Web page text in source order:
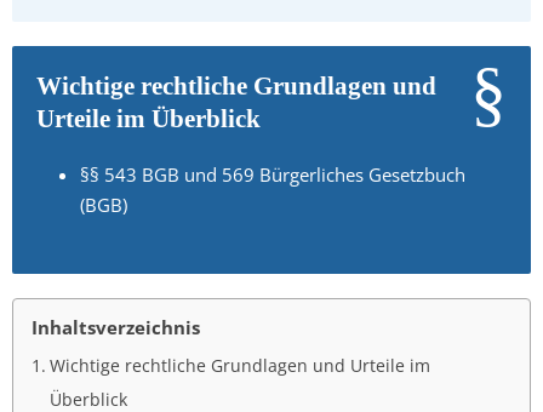
Wichtige rechtliche Grundlagen und
Urteile im Überblick
§§ 543 BGB und 569 Bürgerliches Gesetzbuch
(BGB)
Inhaltsverzeichnis
Wichtige rechtliche Grundlagen und Urteile im
Überblick